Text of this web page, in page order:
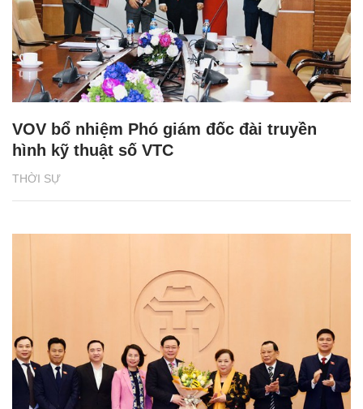
THỜI SỰ
VOV bổ nhiệm Phó giám đốc đài truyền
hình kỹ thuật số VTC